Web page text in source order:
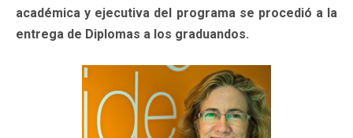
académica y ejecutiva del programa se procedió a la
entrega de Diplomas a los graduandos.